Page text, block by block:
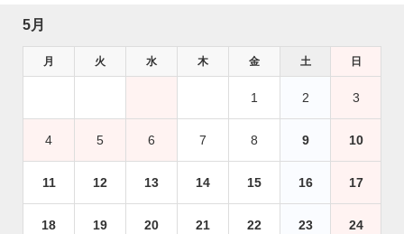
5月
月 火 水 木 金 土 日
1 2 3
4 5 6 7 8 9 10
11 12 13 14 15 16 17
18 19 20 21 22 23 24